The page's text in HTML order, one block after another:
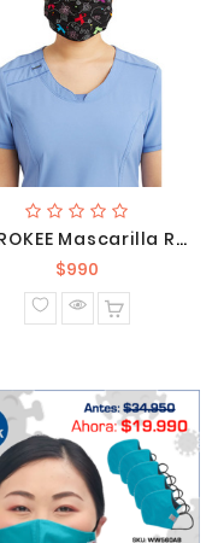
CHEROKEE Mascarilla Reversible CK508 WLFC1
$990
normal